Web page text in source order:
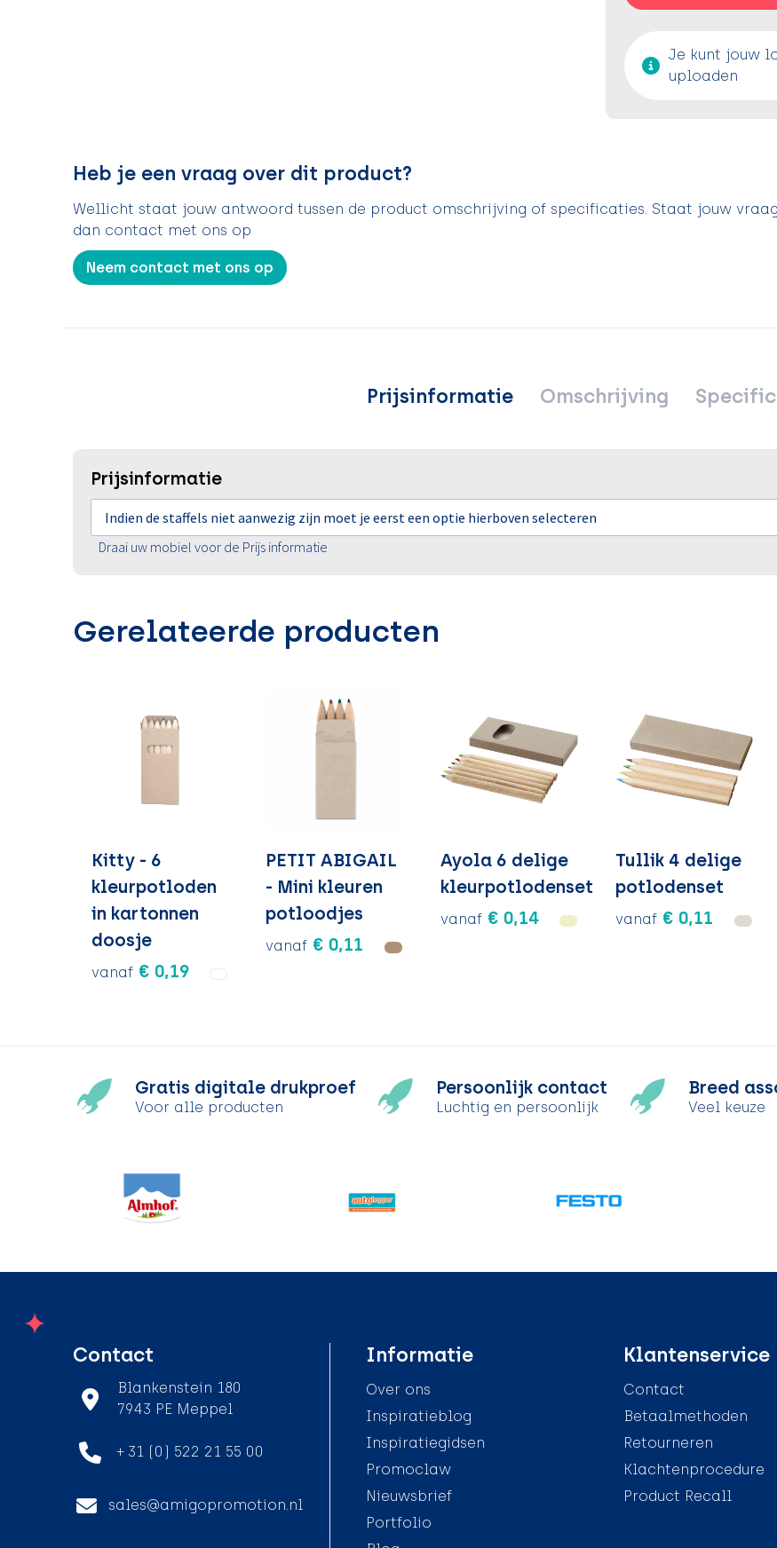
Je kunt jouw
uploaden
Heb je een vraag over dit product?
Wellicht staat jouw antwoord tussen de product omschrijving of specificaties. Staat jouw
dan contact met ons op
Neem contact met ons op
Prijsinformatie Omschrijving
Prijsinformatie
Indien de staffels niet aanwezig zijn moet je eerst een optie hierboven selecteren
Draai uw mobiel voor de Prijs informatie
Gerelateerde producten
Kitty - 6
kleurpotloden
in kartonnen
doosje
vanaf € 0,19
PETIT ABIGAIL
- Mini kleuren
potloodjes
vanaf € 0,11
Ayola 6 delige
kleurpotlodenset
vanaf € 0,14
Tullik 4 delige
potlodenset
vanaf € 0,11
Gratis digitale drukproef
Voor alle producten
Persoonlijk contact
Luchtig en persoonlijk
Breed
Veel keuze
Contact
Blankenstein 180
7943 PE Meppel
+ 31 (0) 522 21 55 00
sales@amigopromotion.nl
Informatie
Over ons
Inspiratieblog
Inspiratiegidsen
Promoclaw
Nieuwsbrief
Portfolio
Klantenservice
Contact
Betaalmethoden
Retourneren
Klachtenprocedure
Product Recall